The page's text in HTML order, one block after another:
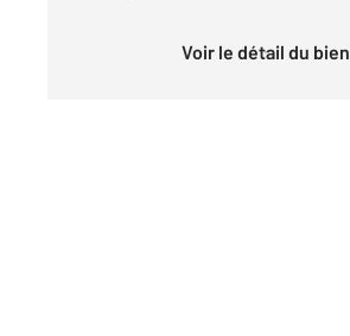
Voir le détail du bien